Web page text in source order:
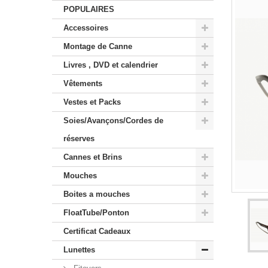
POPULAIRES
Accessoires
Montage de Canne
Livres , DVD et calendrier
Vêtements
Vestes et Packs
Soies/Avançons/Cordes de
réserves
Cannes et Brins
Mouches
Boites a mouches
FloatTube/Ponton
Certificat Cadeaux
Lunettes